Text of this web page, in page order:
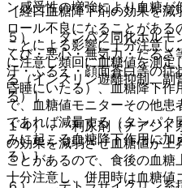
［経口血糖降下剤の効果を減
ロール不良になることがあ
ことによる影響に十分注意
に注意し頻回に血糖値を測定
る（インスリン遊離抑制、副
る）］。
１４）． 利尿剤（チアジド
の効果を減弱させ血糖値が上
ことがあるので、食後の血糖
十分注意し、併用時は血糖値
ン感受性の増強により血糖が
５）． タンパク同化ホルモ
くび・悪心・無気力・だる
汗・ふるえ・顔面蒼白等の症
昏睡にいたる）、血糖降下作
で、血糖値モニターその他
であれば減量する（タンパ
みに起こる血糖降下作用に加
る）］。